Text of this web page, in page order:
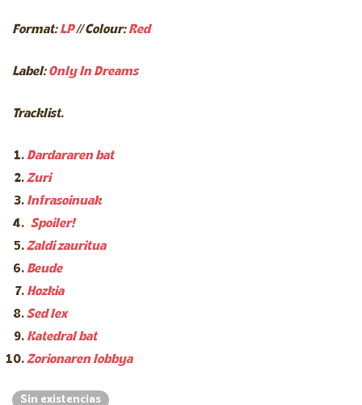
Format:LP//Colour:Red
Label:Only In Dreams
Tracklist.
Dardararen bat
Zuri
Infrasoinuak
Spoiler!
Zaldi zauritua
Beude
Hozkia
Sed lex
Katedral bat
Zorionaren lobbya
Sin existencias